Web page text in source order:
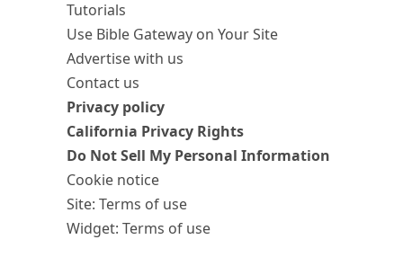
Tutorials
Use Bible Gateway on Your Site
Advertise with us
Contact us
Privacy policy
California Privacy Rights
Do Not Sell My Personal Information
Cookie notice
Site: Terms of use
Widget: Terms of use